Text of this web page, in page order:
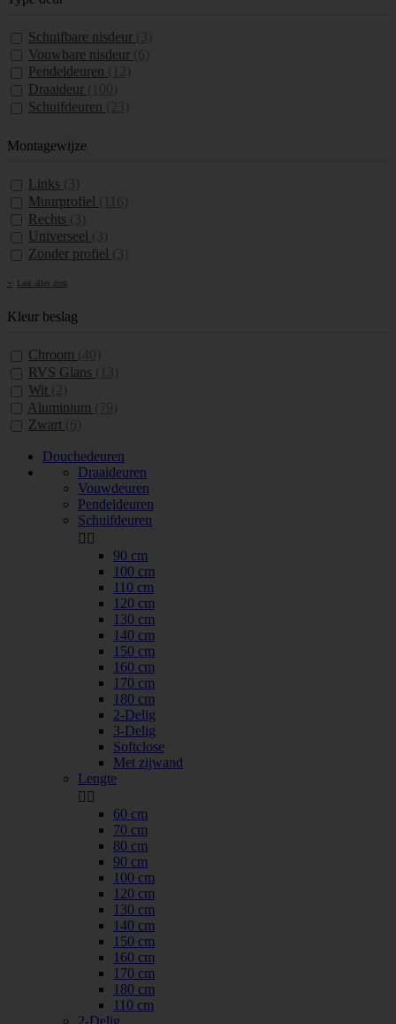
Schuifbare nisdeur
Vouwbare nisdeur
Pendeldeuren
Draaideur
Schuifdeuren
Montagewijze
Links
Muurprofiel
Rechts
Universeel
Zonder profiel
Laat alles zien
Kleur beslag
Chroom
RVS Glans
Wit
Aluminium
Zwart
Douchedeuren
Draaideuren
Vouwdeuren
Pendeldeuren
Schuifdeuren
 
90 cm
100 cm
110 cm
120 cm
130 cm
140 cm
150 cm
160 cm
170 cm
180 cm
2-Delig
3-Delig
Softclose
Met zijwand
Lengte
 
60 cm
70 cm
80 cm
90 cm
100 cm
120 cm
130 cm
140 cm
150 cm
160 cm
170 cm
180 cm
110 cm